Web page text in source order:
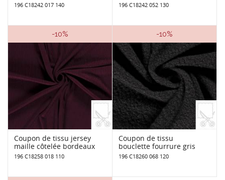
196 C18242 017 140 196 C18242 052 130
-10%
Coupon de tissu jersey
maille côtelée bordeaux
196 C18258 018 110
-10%
Coupon de tissu
bouclette fourrure gris
196 C18260 068 120